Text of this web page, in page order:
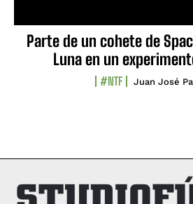
Parte de un cohete de
Luna en un
#NTF Juan José